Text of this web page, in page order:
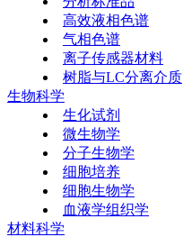
高效液相色谱
气相色谱
离子传感器材料
树脂与LC分离介质
生物科学
生化试剂
微生物学
分子生物学
细胞培养
细胞生物学
血液学组织学
材料科学